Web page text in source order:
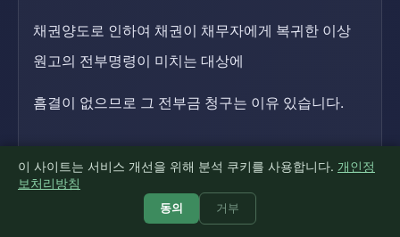
채권양도로 인하여 채권이 채무자에게 복귀한 이상
원고의 전부명령이 미치는 대상에
흠결이 없으므로 그 전부금 청구는 이유 있습니다.
6.피고 경진아에 대한 청구(제2 전부금) 정준수의
가압류(5,000만원)는
이 사이트는 서비스 개선을 위해 분석 쿠키를 사용합니다. 개인정
보처리방침
동의 거부